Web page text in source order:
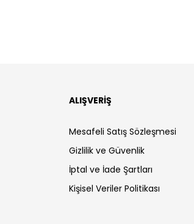
ALIŞVERİŞ
Mesafeli Satış Sözleşmesi
Gizlilik ve Güvenlik
İptal ve İade Şartları
Kişisel Veriler Politikası